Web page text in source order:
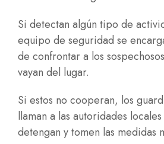
Si detectan algún tipo de
equipo de seguridad se
de confrontar a los
vayan del lugar.
Si estos no cooperan, los
llaman a las autoridades
detengan y tomen las medidas